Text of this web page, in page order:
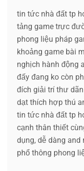
tin tức nhà đất tp
tảng game trực
phong liệu pháp
khoảng game bài
nghịch hành động
đấy đang ko còn
đích giải trí thư
dạt thích hợp thú
tin tức nhà đất tp
cạnh thân thiết
dụng, dễ dàng and
phổ thông phong